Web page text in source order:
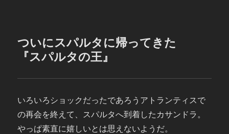
ついにスパルタに帰ってきた
『スパルタの王』
いろいろショックだったであろうアトランティスで
の再会を終えて、スパルタへ到着したカサンドラ。
やっぱ素直に嬉しいとは思えないようだ。